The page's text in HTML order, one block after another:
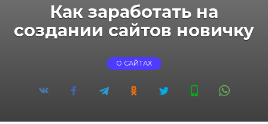
Как заработать на
создании сайтов новичку
О САЙТАХ